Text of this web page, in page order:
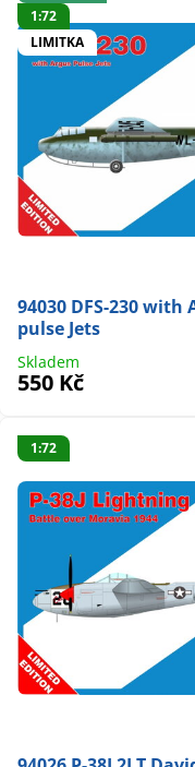
1:72
LIMITKA
94030 DFS-230 with
pulse Jets
Skladem
550 Kč
1:72